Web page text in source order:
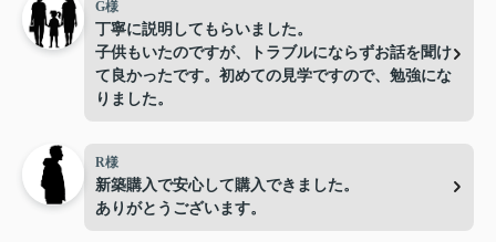
G様
丁寧に説明してもらいました。
子供もいたのですが、トラブルにならずお話を聞け
て良かったです。初めての見学ですので、勉強にな
りました。
R様
新築購入で安心して購入できました。
ありがとうございます。